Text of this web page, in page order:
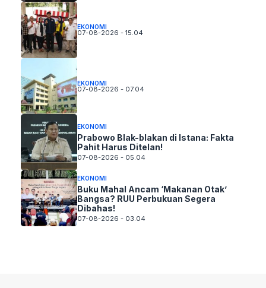
EKONOMI
07-08-2026 - 15.04
EKONOMI
07-08-2026 - 07.04
EKONOMI
Prabowo Blak-blakan di Istana: Fakta
Pahit Harus Ditelan!
07-08-2026 - 05.04
EKONOMI
Buku Mahal Ancam ‘Makanan Otak’
Bangsa? RUU Perbukuan Segera
Dibahas!
07-08-2026 - 03.04